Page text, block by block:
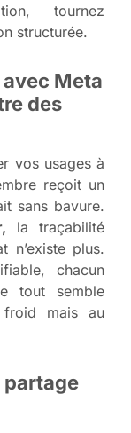
tournez
structurée.
Meta
des
vos usages à
reçoit un
sans bavure.
la traçabilité
n’existe plus.
chacun
tout semble
mais au
partage